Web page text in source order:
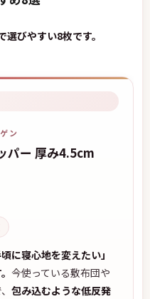
びやすい8枚です。
ン
パー 厚み4.5cm
に寝心地を変えたい」
今使っている敷布団や
包み込むような低反発